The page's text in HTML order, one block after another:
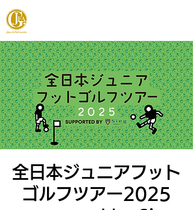
全日本ジュニアフット
ゴルフツアー2025